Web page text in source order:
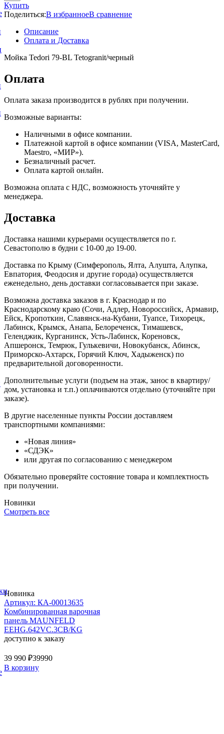
Купить
Поделиться:В избранноеВ сравнение
Описание
Оплата и Доставка
Мойка Tedori 79-BL Tetogranit/черный
Оплата
Оплата заказа производится в рублях при получении.
Возможные варианты:
Наличными в офисе компании.
Платежной картой в офисе компании (VISA, MasterCard,
Maestro, «МИР»).
Безналичный расчет.
Оплата картой онлайн.
Возможна оплата с НДС, возможность уточняйте у
менеджера.
Доставка
Доставка нашими курьерами осуществляется по г.
Севастополю в будни с 10-00 до 19-00.
Доставка по Крыму (Симферополь, Ялта, Алушта, Алупка,
Евпатория, Феодосия и другие города) осуществляется
еженедельно, день доставки согласовывается при заказе.
Возможна доставка заказов в г. Краснодар и по
Краснодарскому краю (Сочи, Адлер, Новороссийск, Армавир,
Ейск, Кропоткин, Славянск-на-Кубани, Туапсе, Тихорецк,
Лабинск, Крымск, Анапа, Белореченск, Тимашевск,
Геленджик, Курганинск, Усть-Лабинск, Кореновск,
Апшеронск, Темрюк, Гулькевичи, Новокубанск, Абинск,
Приморско-Ахтарск, Горячий Ключ, Хадыженск) по
предварительной договоренности.
Дополнительные услуги (подъем на этаж, занос в квартиру/
дом, установка и т.п.) оплачиваются отдельно (уточняйте при
заказе).
В другие населенные пункты России доставляем
транспортными компаниями:
«Новая линия»
«СДЭК»
или другая по согласованию с менеджером
Обязательно проверяйте состояние товара и комплектность
при получении.
Новинки
Смотреть все
Новинка
Артикул: КА-00013635
Комбинированная варочная
панель MAUNFELD
EEHG.642VC.3CB/KG
доступно к заказу
39 990 ₽39990
В корзину